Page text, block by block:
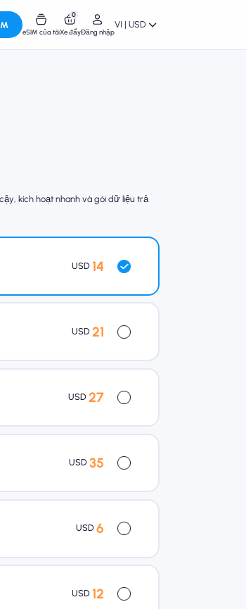
eSIM của tôi
0
Xe đẩyĐăng nhập
VI | USD
kích hoạt nhanh và gói dữ liệu trả
USD 14
USD 21
USD 27
USD 35
USD 6
USD 12